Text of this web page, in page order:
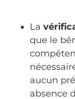
La
que le
aucun
absence